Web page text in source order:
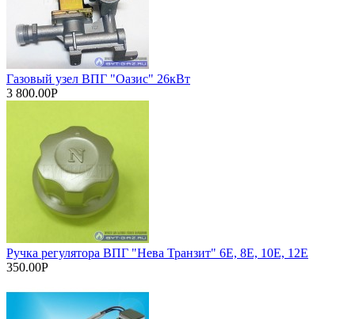
Газовый узел ВПГ "Оазис" 26кВт
3 800.00Р
Ручка регулятора ВПГ "Нева Транзит" 6Е, 8Е, 10Е, 12Е
350.00Р